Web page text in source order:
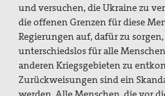
und versuchen, die Ukraine zu
die offenen Grenzen für diese
Regierungen auf, dafür zu
unterschiedslos für alle
anderen Kriegsgebieten zu
Zurückweisungen sind ein